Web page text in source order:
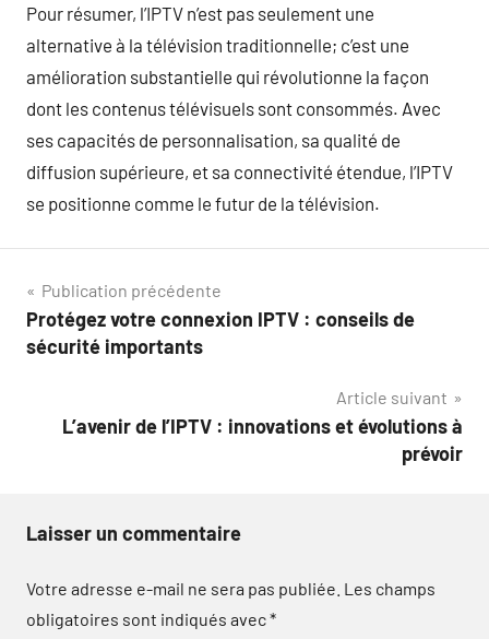
Pour résumer, l’IPTV n’est pas seulement une
alternative à la télévision traditionnelle; c’est une
amélioration substantielle qui révolutionne la façon
dont les contenus télévisuels sont consommés. Avec
ses capacités de personnalisation, sa qualité de
diffusion supérieure, et sa connectivité étendue, l’IPTV
se positionne comme le futur de la télévision.
Navigation
de
Publication précédente
Protégez votre connexion IPTV : conseils de
sécurité importants
Article suivant
L’avenir de l’IPTV : innovations et évolutions à
prévoir
Laisser un commentaire
Votre adresse e-mail ne sera pas publiée. Les champs
obligatoires sont indiqués avec*